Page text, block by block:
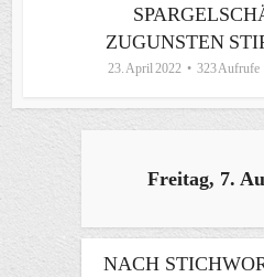
ZUGUNSTEN
23. April 2022 323 Aufrufe
Freitag, 7.
NACH